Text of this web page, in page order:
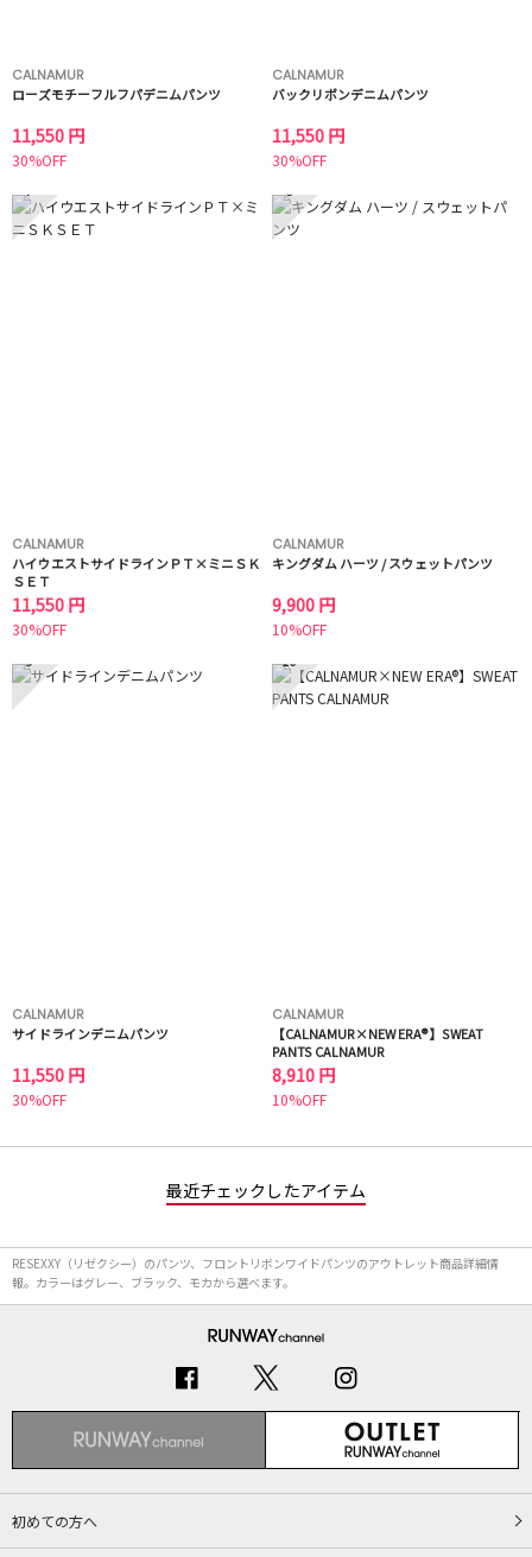
CALNAMUR
ローズモチーフルフパデニムパンツ
11,550 円
30%OFF
CALNAMUR
バックリボンデニムパンツ
11,550 円
30%OFF
7
CALNAMUR
ハイウエストサイドラインＰＴ×ミニＳＫ
ＳＥＴ
11,550 円
30%OFF
8
CALNAMUR
キングダム ハーツ / スウェットパンツ
9,900 円
10%OFF
9
CALNAMUR
サイドラインデニムパンツ
11,550 円
30%OFF
10
CALNAMUR
【CALNAMUR×NEW ERA®】SWEAT
PANTS CALNAMUR
8,910 円
10%OFF
最近チェックしたアイテム
RESEXXY（リゼクシー）のパンツ、フロントリボンワイドパンツのアウトレット商品詳細情
報。カラーはグレー、ブラック、モカから選べます。
初めての方へ